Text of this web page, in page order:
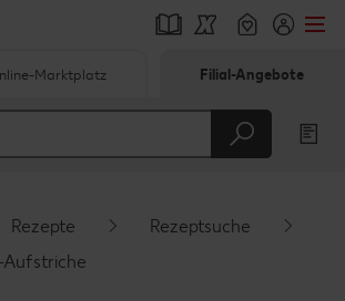
Marktplatz Filial-Angebote
Rezepte
Rezeptsuche
Aufstriche